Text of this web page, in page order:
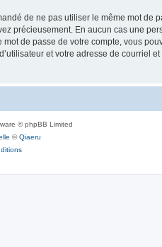
de ne pas utiliser le même mot de
précieusement. En aucun cas une
de passe de votre compte, vous
et votre adresse de courriel
© phpBB Limited
©Qiaeru